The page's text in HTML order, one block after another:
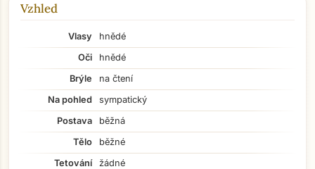
Vzhled
Vlasy
hnědé
Oči
hnědé
Brýle
na čtení
Na pohled
sympatický
Postava
běžná
Tělo
běžné
Tetování
žádné